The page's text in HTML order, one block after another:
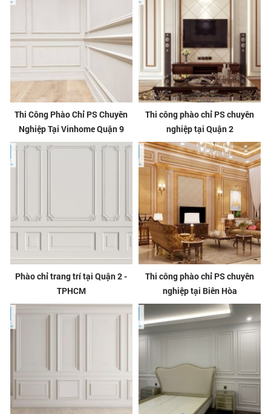
Thi Công Phào Chỉ PS Chuyên
Nghiệp Tại Vinhome Quận 9
Thi công phào chỉ PS chuyên
nghiệp tại Quận 2
Phào chỉ trang trí tại Quận 2 -
TPHCM
Thi công phào chỉ PS chuyên
nghiệp tại Biên Hòa